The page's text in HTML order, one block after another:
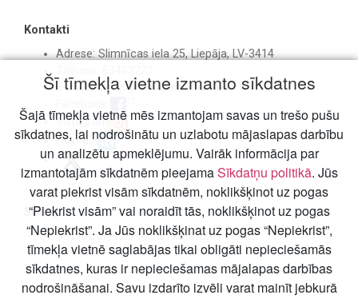
Kontakti
Adrese: Slimnīcas iela 25, Liepāja, LV-3414
E-pasts:birojs@liepajasslimnica.lv
Instagram
Linkedin
Svarīgi
Slimību profilakses un kontroles centrs
Šī tīmekļa vietne izmanto sīkdatnes
Šajā tīmekļa vietnē mēs izmantojam savas un trešo pušu
sīkdatnes, lai nodrošinātu un uzlabotu mājaslapas darbību
un analizētu apmeklējumu. Vairāk informācija par
izmantotajām sīkdatnēm pieejamaSīkdatņu politikā. Jūs
varat piekrist visām sīkdatnēm, noklikšķinot uz pogas
“Piekrist visām” vai noraidīt tās, noklikšķinot uz pogas
“Nepiekrist”. Ja Jūs noklikšķinat uz pogas “Nepiekrist”,
tīmekļa vietnē saglabājas tikai obligāti nepieciešamās
sīkdatnes, kuras ir nepieciešamas mājalapas darbības
nodrošināšanai. Savu izdarīto izvēli varat mainīt jebkurā